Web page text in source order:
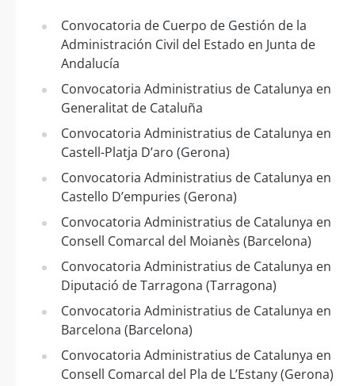
Convocatoria de Cuerpo de Gestión de la
Administración Civil del Estado en Junta de
Andalucía
Convocatoria Administratius de Catalunya en
Generalitat de Cataluña
Convocatoria Administratius de Catalunya en
Castell-Platja D’aro (Gerona)
Convocatoria Administratius de Catalunya en
Castello D’empuries (Gerona)
Convocatoria Administratius de Catalunya en
Consell Comarcal del Moianès (Barcelona)
Convocatoria Administratius de Catalunya en
Diputació de Tarragona (Tarragona)
Convocatoria Administratius de Catalunya en
Barcelona (Barcelona)
Convocatoria Administratius de Catalunya en
Consell Comarcal del Pla de L’Estany (Gerona)